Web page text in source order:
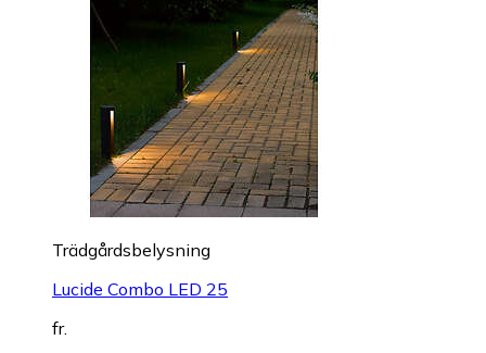
Trädgårdsbelysning
Lucide Combo LED 25
fr.